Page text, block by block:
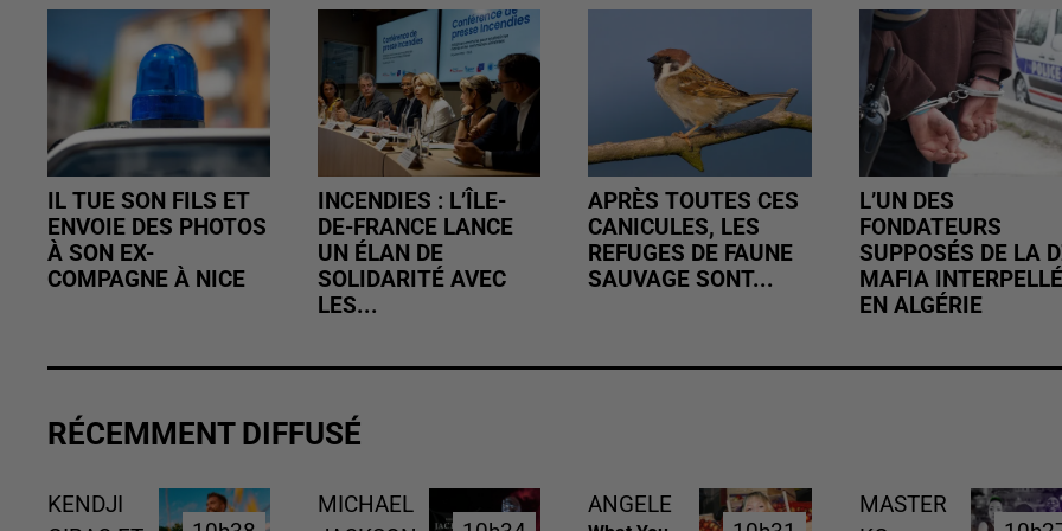
IL TUE SON FILS ET
ENVOIE DES PHOTOS
À SON EX-
COMPAGNE À NICE
INCENDIES : L’ÎLE-
DE-FRANCE LANCE
UN ÉLAN DE
SOLIDARITÉ AVEC
LES...
APRÈS TOUTES CES
CANICULES, LES
REFUGES DE FAUNE
SAUVAGE SONT...
L’UN DES
FONDATEURS
SUPPOSÉS DE LA
MAFIA INTERPELLÉ
EN ALGÉRIE
RÉCEMMENT DIFFUSÉ
KENDJI
MICHAEL
ANGELE
MASTER